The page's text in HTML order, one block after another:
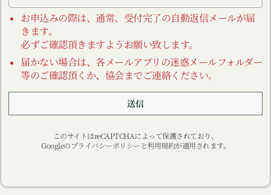
お申込みの際は、通常、受付完了の自動返信メールが届
きます。
必ずご確認頂きますようお願い致します。
届かない場合は、各メールアプリの迷惑メールフォルダー
等のご確認頂くか、協会までご連絡ください。
このサイトはreCAPTCHAによって保護されており、
Googleのプライバシーポリシーと利用規約が適用されます。